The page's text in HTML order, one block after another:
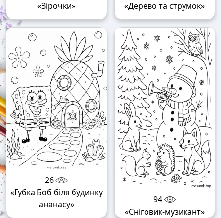
«Зірочки»
«Дерево та струмок»
26
«Губка Боб біля будинку
ананасу»
94
«Сніговик-музикант»